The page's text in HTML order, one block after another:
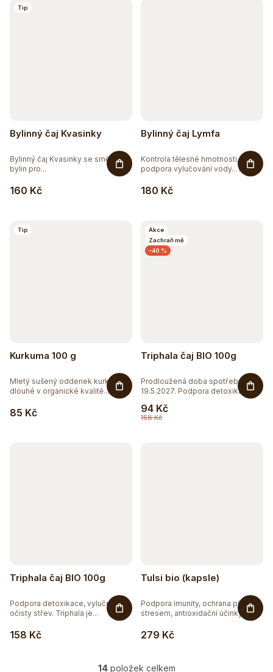
Tip
Bylinný čaj Kvasinky
160 Kč
Bylinný čaj Kvasinky se směsí 7
bylin pro...
Bylinný čaj Lymfa
180 Kč
Kontrola tělesné hmotnosti,
podpora vylučování vody.
Tip
Kurkuma 100 g
85 Kč
Mletý sušený oddenek kurkumy
dlouhé v organické kvalitě...
Akce
Zachraň mě
–40 %
Triphala čaj BIO 100g
158 Kč
94 Kč
Prodloužená doba spotřeby do
19.5.2027. Podpora detoxikace,...
Triphala čaj BIO 100g
158 Kč
Podpora detoxikace, vylučování a
očisty střev. Triphala je...
Tulsi bio (kapsle)
279 Kč
Podpora imunity, ochrana před
stresem, antioxidační účinky....
14položek celkem